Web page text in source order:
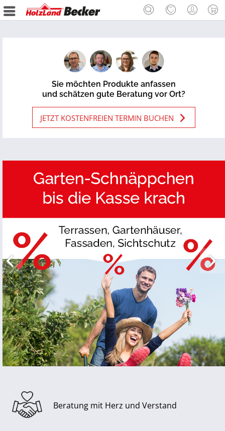
Sie möchten Produkte anfassen
und schätzen gute Beratung vor Ort?
JETZT KOSTENFREIEN TERMIN BUCHEN
Beratung mit Herz und Verstand